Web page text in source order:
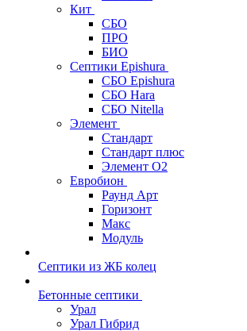
Кит
СБО
ПРО
БИО
Септики Epishura
СБО Epishura
СБО Hara
СБО Nitella
Элемент
Стандарт
Стандарт плюс
Элемент О2
Евробион
Раунд Арт
Горизонт
Макс
Модуль
Септики из ЖБ колец
Бетонные септики
Урал
Урал Гибрид